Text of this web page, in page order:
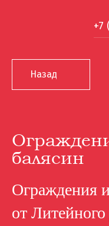
+7
Назад
балясин
Ограждения
от